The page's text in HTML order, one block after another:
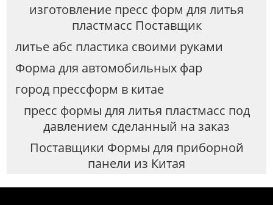
изготовление пресс форм для литья
пластмасс Поставщик
литье абс пластика своими руками
Форма для автомобильных фар
город прессформ в китае
пресс формы для литья пластмасс под
давлением сделанный на заказ
Поставщики Формы для приборной
панели из Китая